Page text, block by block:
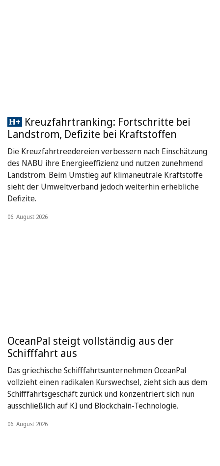
Kreuzfahrtranking: Fortschritte bei
Landstrom, Defizite bei Kraftstoffen
Die Kreuzfahrtreedereien verbessern nach Einschätzung
des NABU ihre Energieeffizienz und nutzen zunehmend
Landstrom. Beim Umstieg auf klimaneutrale Kraftstoffe
sieht der Umweltverband jedoch weiterhin erhebliche
Defizite.
06. August 2026
OceanPal steigt vollständig aus der
Schifffahrt aus
Das griechische Schifffahrtsunternehmen OceanPal
vollzieht einen radikalen Kurswechsel, zieht sich aus dem
Schifffahrtsgeschäft zurück und konzentriert sich nun
ausschließlich auf KI und Blockchain-Technologie.
06. August 2026